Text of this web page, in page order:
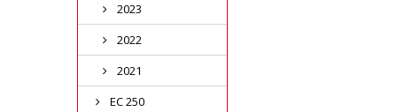
2023
2022
2021
EC 250